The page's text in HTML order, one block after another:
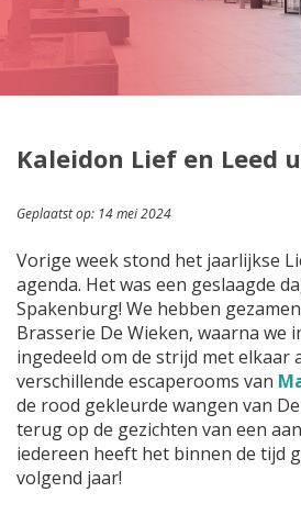
Kaleidon Lief en Leed
Geplaatst op: 14 mei 2024
Vorige week stond het jaarlijkse
agenda. Het was een geslaagde
Spakenburg! We hebben
Brasserie De Wieken, waarna we
ingedeeld om de strijd met elkaar
verschillende escaperooms van
de rood gekleurde wangen van
terug op de gezichten van een
iedereen heeft het binnen de tijd
volgend jaar!